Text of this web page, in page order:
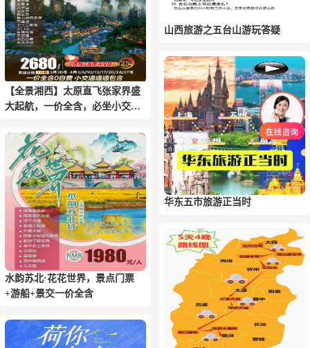
【全景湘西】太原直飞张家界盛
大起航，一价全含，必坐小交通
水韵苏北·花花世界，景点门票
+游船+景交一价全含
山西旅游之五台山游玩答疑
华东五市旅游正当时